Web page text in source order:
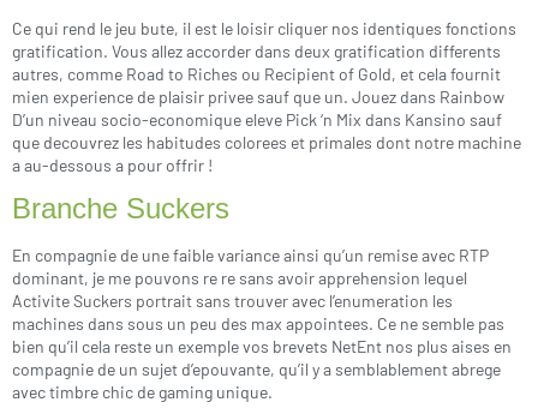
Ce qui rend le jeu bute, il est le loisir cliquer nos identiques fonctions
gratification. Vous allez accorder dans deux gratification differents
autres, comme Road to Riches ou Recipient of Gold, et cela fournit
mien experience de plaisir privee sauf que un. Jouez dans Rainbow
D’un niveau socio-economique eleve Pick ‘n Mix dans Kansino sauf
que decouvrez les habitudes colorees et primales dont notre machine
a au-dessous a pour offrir !
Branche Suckers
En compagnie de une faible variance ainsi qu’un remise avec RTP
dominant, je me pouvons re re sans avoir apprehension lequel
Activite Suckers portrait sans trouver avec l’enumeration les
machines dans sous un peu des max appointees. Ce ne semble pas
bien qu’il cela reste un exemple vos brevets NetEnt nos plus aises en
compagnie de un sujet d’epouvante, qu’il y a semblablement abrege
avec timbre chic de gaming unique.